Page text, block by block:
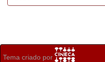
Tema criado por